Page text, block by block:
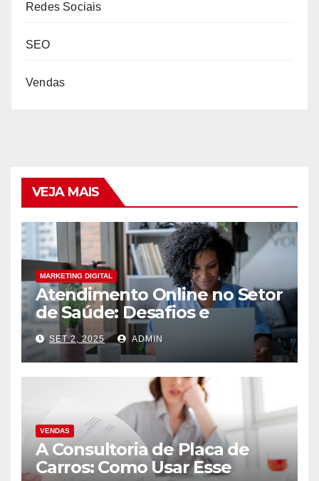
Redes Sociais
SEO
Vendas
VEJA MAIS
MARKETING DIGITAL
Atendimento Online no Setor
de Saúde: Desafios e
Oportunidades
SET 2, 2025 ADMIN
VENDAS
A Consultoria de Placa de
Carros: Como Usar Esse